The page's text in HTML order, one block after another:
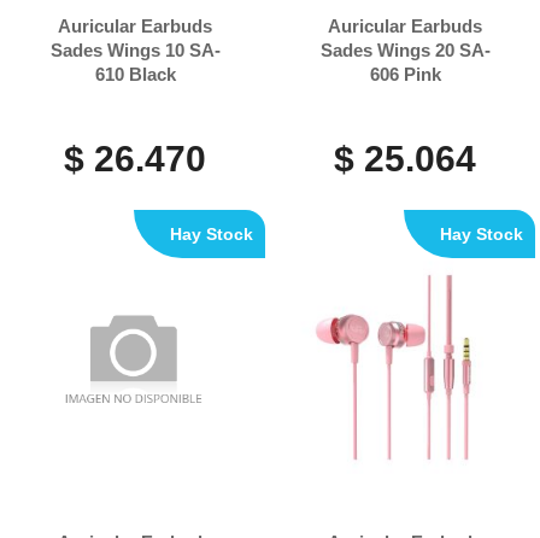
Auricular Earbuds
Sades Wings 10 SA-
610 Black
$ 26.470
Auricular Earbuds
Sades Wings 20 SA-
606 Pink
$ 25.064
Hay Stock Hay Stock